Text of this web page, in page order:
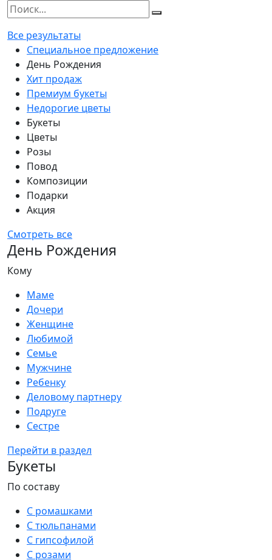
Все результаты
Специальное предложение
День Рождения
Хит продаж
Премиум букеты
Недорогие цветы
Букеты
Цветы
Розы
Повод
Композиции
Подарки
Акция
Смотреть все
День Рождения
Кому
Маме
Дочери
Женщине
Любимой
Семье
Мужчине
Ребенку
Деловому партнеру
Подруге
Сестре
Перейти в раздел
Букеты
По составу
С ромашками
С тюльпанами
С гипсофилой
С розами